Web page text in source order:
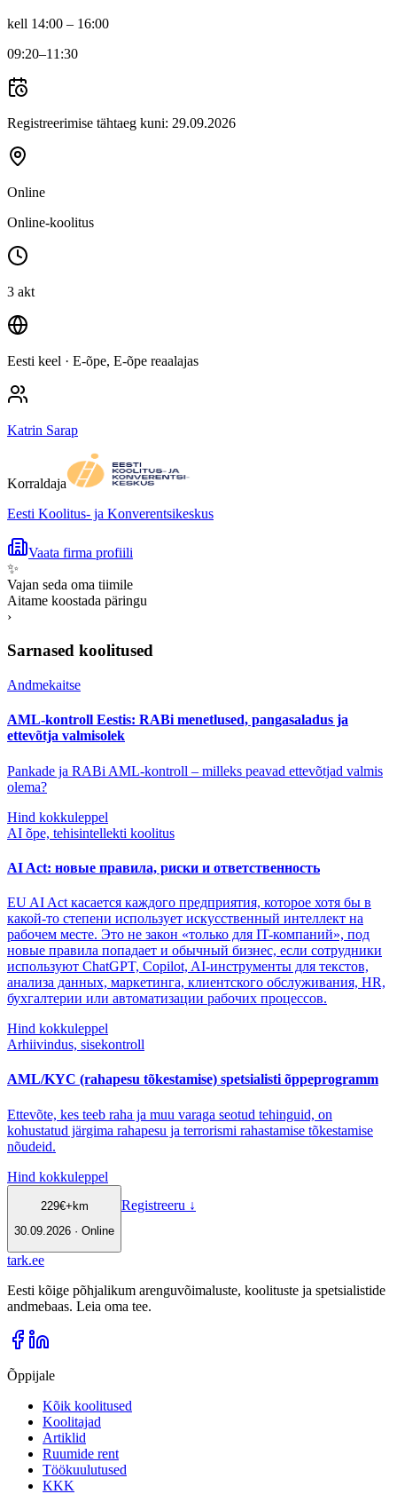
kell 14:00 – 16:00
09:20–11:30
Registreerimise tähtaeg kuni: 29.09.2026
Online
Online-koolitus
3 akt
Eesti keel · E-õpe, E-õpe reaalajas
Katrin Sarap
Korraldaja
Eesti Koolitus- ja Konverentsikeskus
Vaata firma profiili
✨
Vajan seda oma tiimile
Aitame koostada päringu
›
Sarnased koolitused
Andmekaitse
AML-kontroll Eestis: RABi menetlused, pangasaladus ja
ettevõtja valmisolek
Pankade ja RABi AML-kontroll – milleks peavad ettevõtjad valmis
olema?
Hind kokkuleppel
AI õpe, tehisintellekti koolitus
AI Act: новые правила, риски и ответственность
EU AI Act касается каждого предприятия, которое хотя бы в
какой-то степени использует искусственный интеллект на
рабочем месте. Это не закон «только для IT-компаний», под
новые правила попадает и обычный бизнес, если сотрудники
используют ChatGPT, Copilot, AI-инструменты для текстов,
анализа данных, маркетинга, клиентского обслуживания, HR,
бухгалтерии или автоматизации рабочих процессов.
Hind kokkuleppel
Arhiivindus, sisekontroll
AML/KYC (rahapesu tõkestamise) spetsialisti õppeprogramm
Ettevõte, kes teeb raha ja muu varaga seotud tehinguid, on
kohustatud järgima rahapesu ja terrorismi rahastamise tõkestamise
nõudeid.
Hind kokkuleppel
229€+km
30.09.2026 · Online
Registreeru ↓
tark.ee
Eesti kõige põhjalikum arenguvõimaluste, koolituste ja spetsialistide
andmebaas. Leia oma tee.
Õppijale
Kõik koolitused
Koolitajad
Artiklid
Ruumide rent
Töökuulutused
KKK